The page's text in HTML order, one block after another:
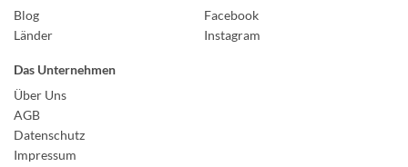
Blog
Länder
Facebook
Instagram
Das Unternehmen
Über Uns
AGB
Datenschutz
Impressum